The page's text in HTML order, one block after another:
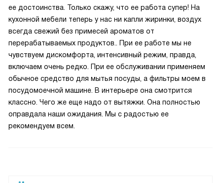
ее достоинства. Только скажу, что ее работа супер! На
кухонной мебели теперь у нас ни капли жиринки, воздух
всегда свежий без примесей ароматов от
перерабатываемых продуктов.. При ее работе мы не
чувствуем дискомфорта, интенсивный режим, правда,
включаем очень редко. При ее обслуживании применяем
обычное средство для мытья посуды, а фильтры моем в
посудомоечной машине. В интерьере она смотрится
классно. Чего же еще надо от вытяжки. Она полностью
оправдала наши ожидания. Мы с радостью ее
рекомендуем всем.